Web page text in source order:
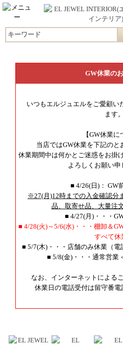
GW休業の
いつもエルジュエルをご愛顧
ます。
【GW休業に
当店ではGW休業を下記のと
休業期間中は何かとご迷惑をお掛
よろしくお願い申
■ 4/26(日)： GW
※27(月)12時までの入金確認分
品、取寄せ品、大量注
■ 4/27(月)・・・
■ 4/28(火)～5/6(水)・・・棚卸＆
すべて休
■ 5/7(木)・・・店舗のみ休業（電
■ 5/8(金)・・・通常営
なお、インターネットによる
休業日の電話受付は留守番電